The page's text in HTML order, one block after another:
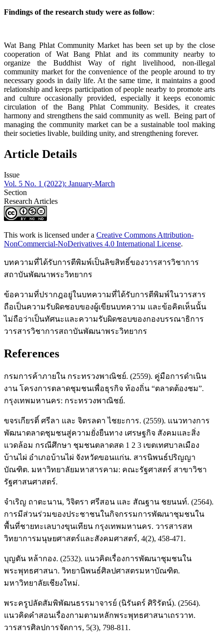
Findings of the research study were as follow:
Wat Bang Phlat Community Market has been set up by the close
cooperation of Wat Bang Phlat and its community nearby to
organize the Buddhist Way of right livelihood, non-illegal
community market for the convenience of the people around to try
necessary goods in daily life. At the same time, it maintains a good
relationship and keeps participation of people nearby to promote arts
and culture occasionally provided, especially it keeps economic
circulation of the Bang Phlat Community. Besides, it creates
harmony and strengthens the said community as well. Being part of
managing the community market can be a sustainable tool making
their societies livable, building unity, and strengthening forever.
Article Details
Issue
Vol. 5 No. 1 (2022): January-March
Section
Research Articles
This work is licensed under a Creative Commons Attribution-
NonCommercial-NoDerivatives 4.0 International License.
บทความที่ได้รับการตีพิมพ์เป็นลิขสิทธิ์ของวารสารวิชาการ
สถาบันพัฒนาพระวิทยากร
ข้อความที่ปรากฎอยู่ในบทความที่ได้รับการตีพิมพ์ในวารสาร
ถือเป็นความรับผิดชอบของผู้เขียนบทความ และข้อคิดเห็นนั้น
ไม่ถือว่าเป็นทัศนะและความรับผิดชอบของกองบรรณาธิการ
วารสารวิชาการสถาบันพัฒนาพระวิทยากร
References
กรมการค้าภายใน กระทรวงพาณิชย์. (2559). คู่มือการดำเนิน
งาน โครงการตลาดชุมชนเพื่อธุรกิจ ท้องถิ่น “ตลาดต้องชม”.
กรุงเทพมหานคร: กระทรวงพาณิชย์.
ขจรเกียรติ์ ศรีลา และ จิตรลดา ไชยะการ. (2559). แนวทางการ
พัฒนาตลาดชุมชนสู่ความยั่งยืนทาง เศรษฐกิจ สังคมและสิ่ง
แวดล้อม กรณีศึกษา ชุมชนตลาดสด 1 2 3 เขตเทศบาลเมือง
บ้านไผ่ อำเภอบ้านไผ่ จังหวัดขอนแก่น. สารนิพนธ์ปริญญา
บัณฑิต. มหาวิทยาลัยมหาสารคาม: คณะรัฐศาสตร์ สาขาวิชา
รัฐศาสนศาสตร์.
จำเริญ ถาตะนาน, วิจิตรา ศรีสอน และ สัณฐาน ชยนนท์. (2564).
การมีส่วนร่วมของประชาชนในกิจกรรมการพัฒนาชุมชนใน
พื้นที่ชายทะเลบางขุนเทียน กรุงเทพมหานคร. วารสารสห
วิทยาการมนุษยศาสตร์และสังคมศาสตร์, 4(2), 458-471.
บุญตัน หล้ากอง. (2532). แนวคิดเรื่องการพัฒนาชุมชนใน
พระพุทธศาสนา. วิทยานิพนธ์ศิลปศาสตรมหาบัณฑิต.
มหาวิทยาลัยเชียงใหม่.
พระครูปลัดสัมพิพัฒนธรรมาจารย์ (นิรันดร์ ศิริรัตน์). (2564).
แนวคิดคำสอนเรื่องกามตามหลักพระพุทธศาสนาเถรวาท.
วารสารศิลปการจัดการ, 5(3), 798-811.